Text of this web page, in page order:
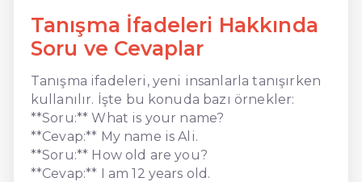
Tanışma İfadeleri Hakkında
Soru ve Cevaplar
Tanışma ifadeleri, yeni insanlarla tanışırken
kullanılır. İşte bu konuda bazı örnekler:
**Soru:** What is your name?
**Cevap:** My name is Ali.
**Soru:** How old are you?
**Cevap:** I am 12 years old.